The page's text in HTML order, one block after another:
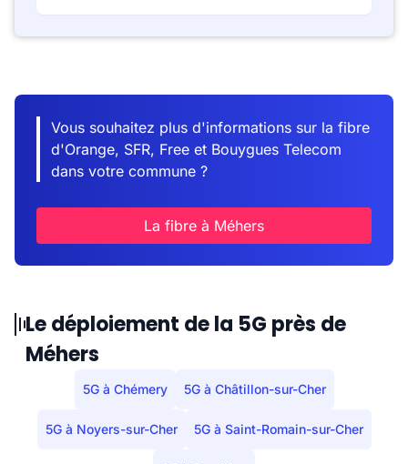
Vous souhaitez plus d'informations sur la fibre
d'Orange, SFR, Free et Bouygues Telecom
dans votre commune ?
La fibre à Méhers
Le déploiement de la 5G près de
Méhers
5G à Chémery 5G à Châtillon-sur-Cher
5G à Noyers-sur-Cher 5G à Saint-Romain-sur-Cher